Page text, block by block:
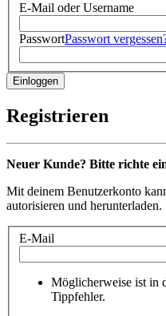
E-Mail oder Username
PasswortPasswort
Registrieren
Neuer Kunde? Bitte richte
Mit deinem Benutzerkonto
autorisieren und herunterladen.
E-Mail
Möglicherweise ist in
Tippfehler.